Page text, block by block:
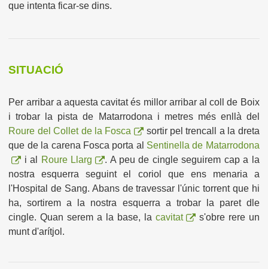
que intenta ficar-se dins.
SITUACIÓ
Per arribar a aquesta cavitat és millor arribar al coll de Boix
i trobar la pista de Matarrodona i metres més enllà del
Roure del Collet de la Fosca
sortir pel trencall a la dreta
que dela carena Fosca porta al Sentinella de Matarrodona
i al
Roure Llarg . Apeu de cingle seguirem cap a la
nostra esquerra seguint el coriol que ens menaria a
l'Hospital de Sang. Abans de travessar l'únic torrent que hi
ha, sortirem a la nostra esquerra a trobar la paret dle
cingle. Quan serem a la base, la cavitat
s'obre rere un
munt d'arítjol.